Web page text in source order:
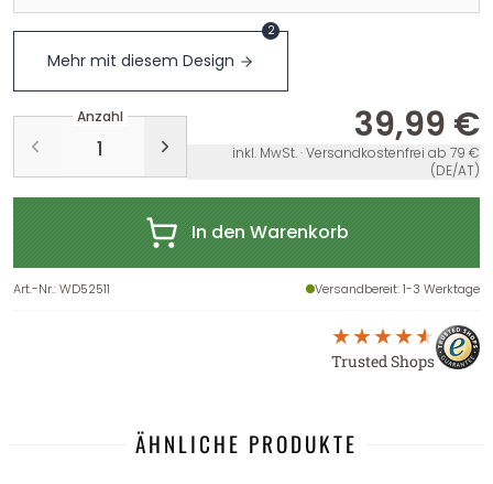
Mehr mit diesem Design
2
Anzahl 39,99 €
inkl. MwSt. · Versandkostenfrei ab 79 €
(DE/AT)
In den Warenkorb
Art.-Nr.:WD52511 Versandbereit: 1-3 Werktage
Trusted Shops
ÄHNLICHE PRODUKTE